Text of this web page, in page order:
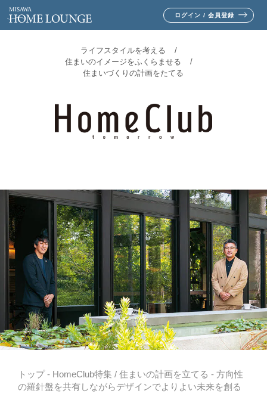
ログイン / 会員登録
ライフスタイルを考える
住まいのイメージをふくらませる
住まいづくりの計画をたてる
トップ- HomeClub特集/ 住まいの計画を立てる - 方向性
の羅針盤を共有しながらデザインでよりよい未来を創る